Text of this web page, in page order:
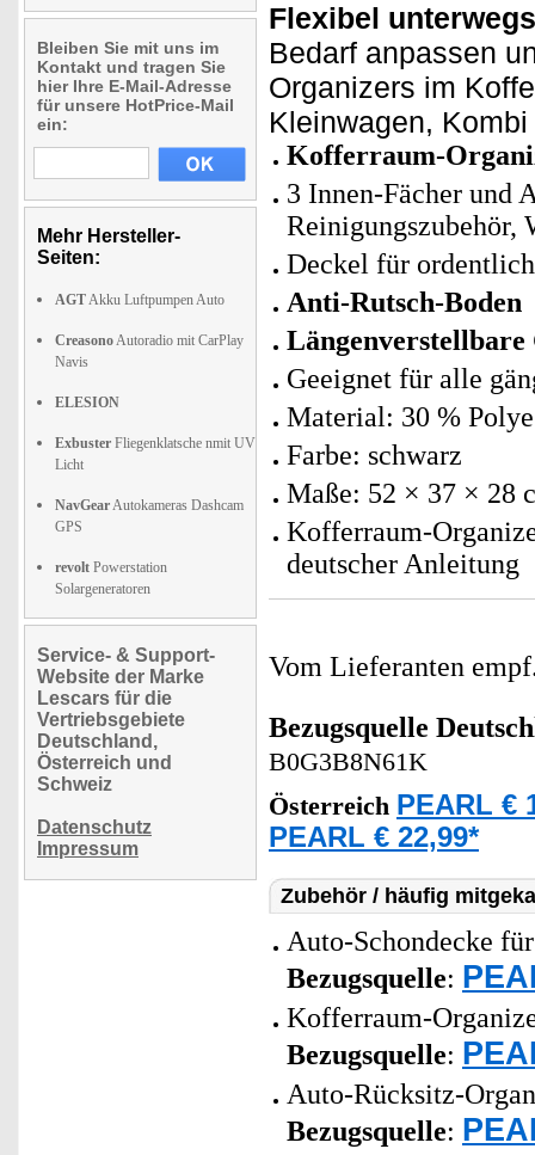
Bleiben Sie mit uns im
Kontakt und tragen Sie
hier Ihre E-Mail-Adresse
für unsere HotPrice-Mail
ein:
Mehr Hersteller-
Seiten:
AGTAkku Luftpumpen Auto
CreasonoAutoradio mit CarPlay
Navis
ELESION
Exbuster Fliegenklatsche nmit UV
Licht
NavGearAutokameras Dashcam
GPS
revolt Powerstation
Solargeneratoren
Service- & Support-
Website der Marke
Lescars für die
Vertriebsgebiete
Deutschland,
Österreich und
Schweiz
Datenschutz
Impressum
Flexibel
Bedarf anpassen
Organizers im
Kleinwagen,
Kofferraum-
3 Innen-Fächer und
Reinigungszubehör,
Deckel für
Anti-Rutsch-Boden
Geeignet für alle
Material: 30 %
Farbe: schwarz
Maße: 52 × 37 × 28
Kofferraum-
deutscher Anleitung
Vom Lieferanten
Bezugsquelle
B0G3B8N61K
Österreich PEARL €
PEARL € 22,99*
Zubehör / häufig
Auto-Schondecke
Bezugsquelle:
Kofferraum-
Bezugsquelle:
Auto-Rücksitz-
Bezugsquelle: